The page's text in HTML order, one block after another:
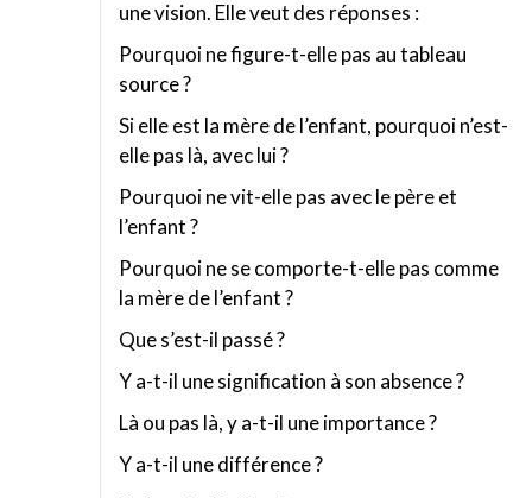
une vision. Elle veut des réponses :
Pourquoi ne figure-t-elle pas au tableau
source ?
Si elle est la mère de l’enfant, pourquoi n’est-
elle pas là, avec lui ?
Pourquoi ne vit-elle pas avec le père et
l’enfant ?
Pourquoi ne se comporte-t-elle pas comme
la mère de l’enfant ?
Que s’est-il passé ?
Y a-t-il une signification à son absence ?
Là ou pas là, y a-t-il une importance ?
Y a-t-il une différence ?